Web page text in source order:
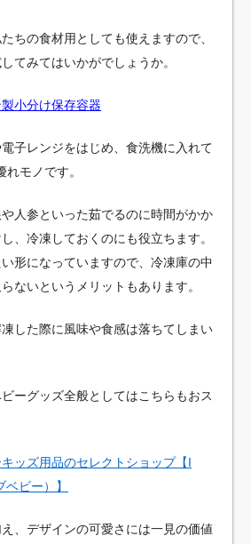
ちの食材用としても使えますので、
てみてはいかがでしょうか。
小分け保存容器
子レンジをはじめ、食洗機に入れて
モノです。
人参といった茹でるのに時間がかか
、冷凍しておくのにも役立ちます。
形になっていますので、冷凍庫の中
ないというメリットもあります。
した際に風味や食感は落ちてしまい
ーグッズ全般としてはこちらもおス
ッズ用品のセレクトショップ【I
ビー）】
、デザインの可愛さには一見の価値